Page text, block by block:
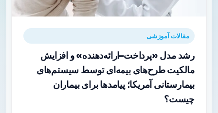
مقالات آموزشی
رشد مدل «پرداخت–ارائه‌دهنده» و افزایش
مالکیت طرح‌های بیمه‌ای توسط سیستم‌های
بیمارستانی آمریکا؛ پیامدها برای بیماران
چیست؟